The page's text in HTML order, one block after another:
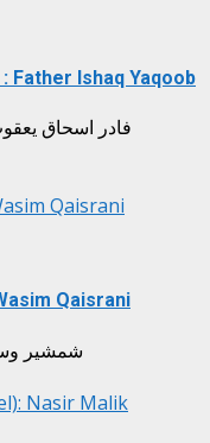
Father Ishaq Yaqoob
فادر اسحاق
Qaisrani
Qaisrani
شمشیر
Nasir Malik